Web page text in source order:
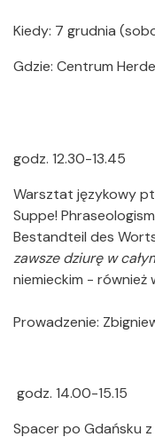
Kiedy: 7 grudnia
Gdzie: Centrum
godz. 12.30-13.45
Warsztat językowy
Suppe!
Bestandteil des
zawsze dziurę w
niemieckim - również
Prowadzenie:
godz. 14.00-15.15
Spacer po Gdańsku